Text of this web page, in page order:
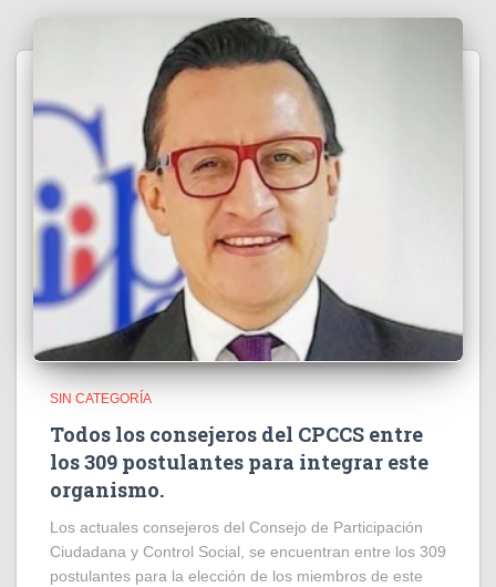
SIN CATEGORÍA
Todos los consejeros del CPCCS entre
los 309 postulantes para integrar este
organismo.
Los actuales consejeros del Consejo de Participación
Ciudadana y Control Social, se encuentran entre los 309
postulantes para la elección de los miembros de este